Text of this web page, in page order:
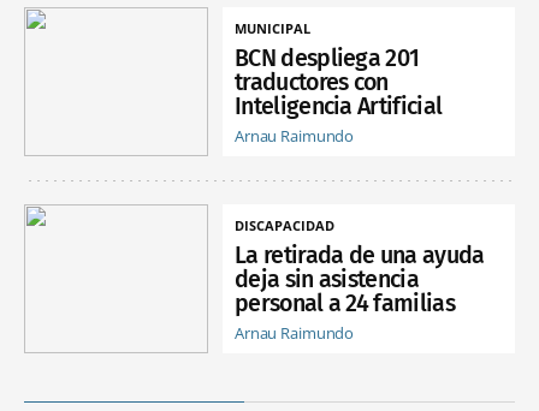
MUNICIPAL
BCN despliega 201
traductores con
Inteligencia Artificial
Arnau Raimundo
DISCAPACIDAD
La retirada de una ayuda
deja sin asistencia
personal a 24 familias
Arnau Raimundo